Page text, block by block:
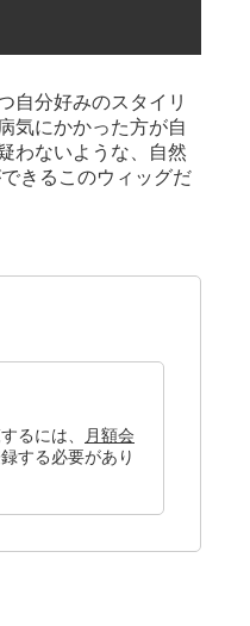
自分好みのスタイリ
気にかかった方が自
わないような、自然
きるこのウィッグだ
るには、
月額会
録する必要があり